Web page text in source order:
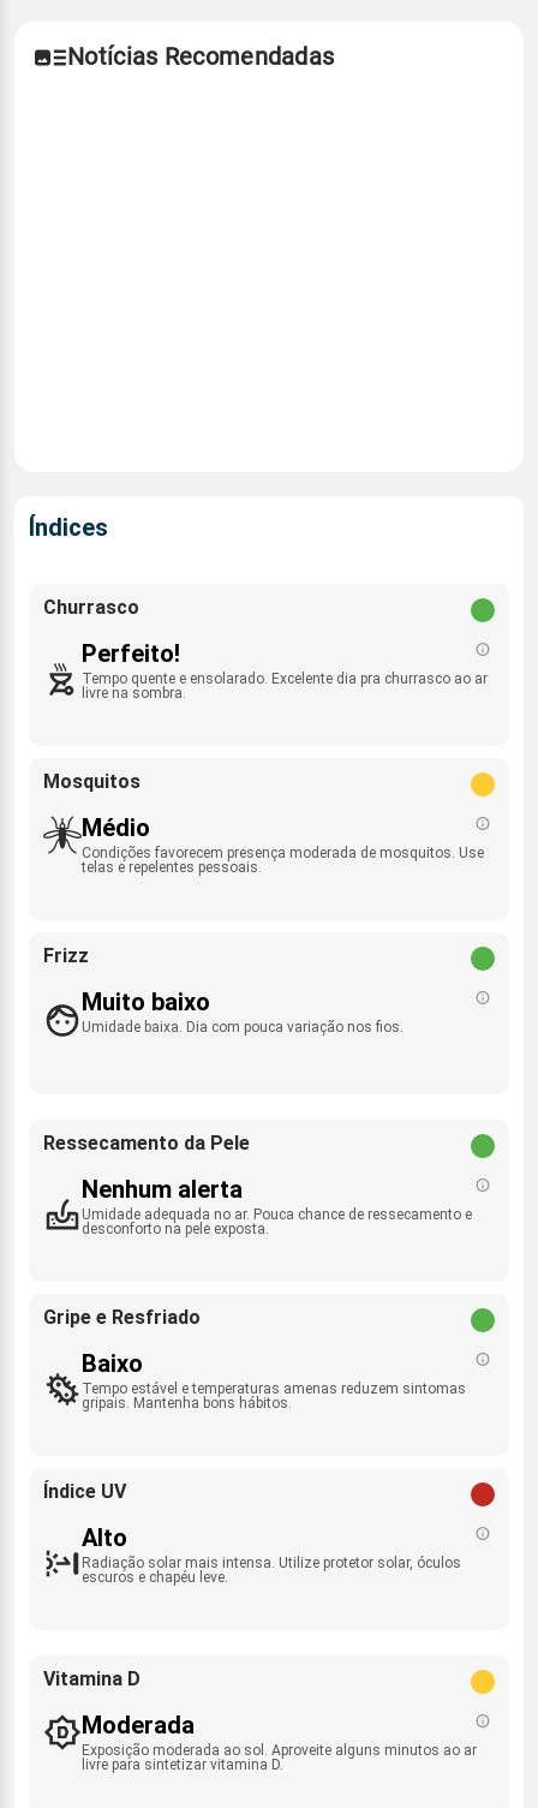
Notícias Recomendadas
Índices
Churrasco
Perfeito!
Tempo quente e ensolarado. Excelente dia pra churrasco ao ar
livre na sombra.
Mosquitos
Médio
Condições favorecem presença moderada de mosquitos. Use
telas e repelentes pessoais.
Frizz
Muito baixo
Umidade baixa. Dia com pouca variação nos fios.
Ressecamento da Pele
Nenhum alerta
Umidade adequada no ar. Pouca chance de ressecamento e
desconforto na pele exposta.
Gripe e Resfriado
Baixo
Tempo estável e temperaturas amenas reduzem sintomas
gripais. Mantenha bons hábitos.
Índice UV
Alto
Radiação solar mais intensa. Utilize protetor solar, óculos
escuros e chapéu leve.
Vitamina D
Moderada
Exposição moderada ao sol. Aproveite alguns minutos ao ar
livre para sintetizar vitamina D.